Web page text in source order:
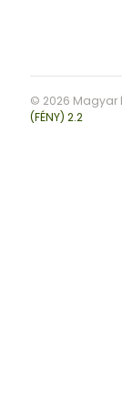
© 2026 Magyar
(FÉNY) 2.2